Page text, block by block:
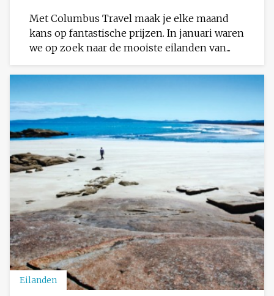
Met Columbus Travel maak je elke maand
kans op fantastische prijzen. In januari waren
we op zoek naar de mooiste eilanden van...
Eilanden